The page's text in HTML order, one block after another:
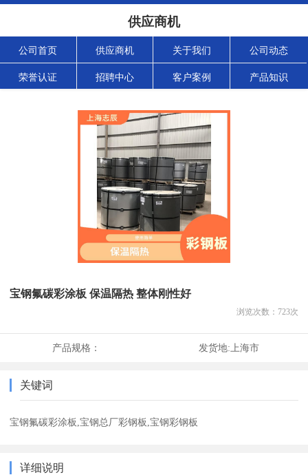
供应商机
公司首页 供应商机 关于我们 公司动态
荣誉认证 招聘中心 客户案例 产品知识
宝钢氟碳彩涂板 保温隔热 整体刚性好
浏览次数： 723次
产品规格： 发货地: 上海市
关键词
宝钢氟碳彩涂板,宝钢总厂彩钢板,宝钢彩钢板
详细说明